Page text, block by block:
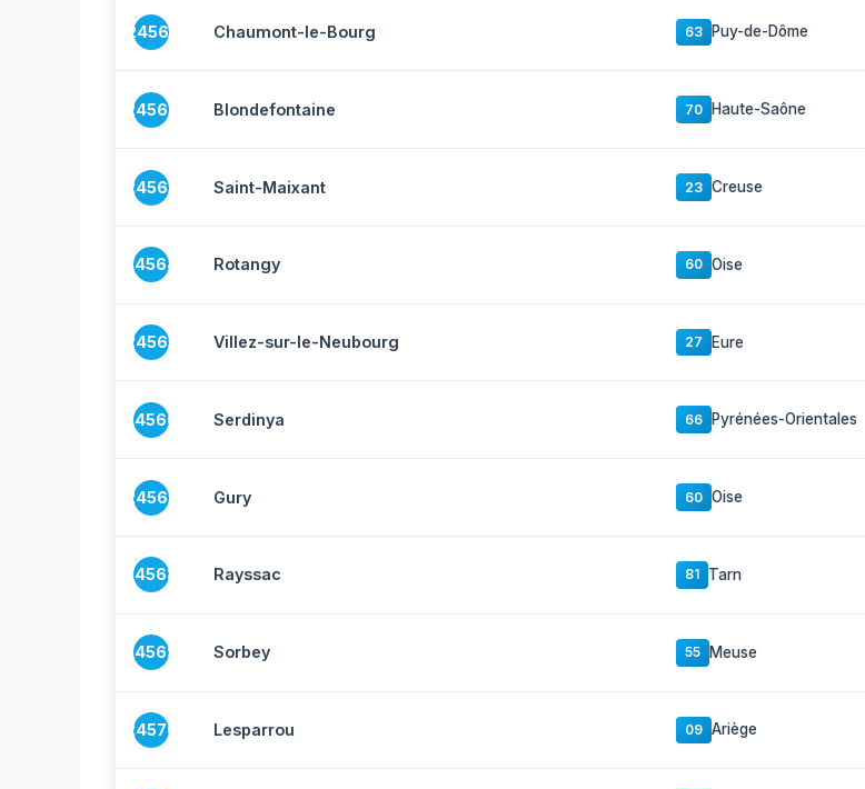
24561 Chaumont-le-Bourg 63 Puy-de-Dôme
24562 Blondefontaine 70 Haute-Saône
24563 Saint-Maixant 23 Creuse
24564 Rotangy 60 Oise
24565 Villez-sur-le-Neubourg 27 Eure
24566 Serdinya 66 Pyrénées-Orientales
24567 Gury 60 Oise
24568 Rayssac 81 Tarn
24569 Sorbey 55 Meuse
24570 Lesparrou 09 Ariège